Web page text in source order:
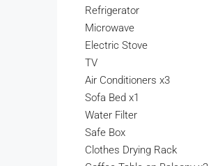
Refrigerator
Microwave
Electric Stove
TV
Air Conditioners x3
Sofa Bed x1
Water Filter
Safe Box
Clothes Drying Rack